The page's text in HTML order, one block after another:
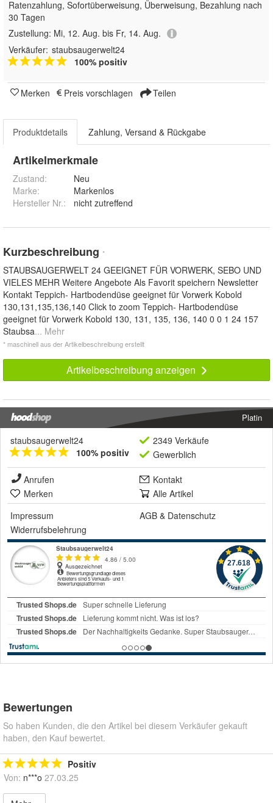
Ratenzahlung, Sofortüberweisung, Überweisung, Bezahlung nach
30 Tagen
Zustellung: Mi, 12. Aug. bis Fr, 14. Aug.
Verkäufer: staubsaugerwelt24
100% positiv
Merken Preis vorschlagen Teilen
Produktdetails Zahlung, Versand & Rückgabe
Artikelmerkmale
Zustand:
Neu
Marke:
Markenlos
Hersteller Nr.:
nicht zutreffend
Kurzbeschreibung *
STAUBSAUGERWELT 24 GEEIGNET FÜR VORWERK, SEBO UND
VIELES MEHR Weitere Angebote Als Favorit speichern Newsletter
Kontakt Teppich- Hartbodendüse geeignet für Vorwerk Kobold
130,131,135,136,140 Click to zoom Teppich- Hartbodendüse
geeignet für Vorwerk Kobold 130, 131, 135, 136, 140 0 0 1 24 157
Staubsa... Mehr
* maschinell aus der Artikelbeschreibung erstellt
Artikelbeschreibung anzeigen
Platin
staubsaugerwelt24
100% positiv
2349 Verkäufe
Gewerblich
Anrufen
Kontakt
Merken
Alle Artikel
Impressum
AGB & Datenschutz
Widerrufsbelehrung
Bewertungen
So haben Kunden, die den Artikel bei diesem Verkäufer gekauft
haben, den Kauf bewertet.
Positiv
Von: n***o 27.03.25